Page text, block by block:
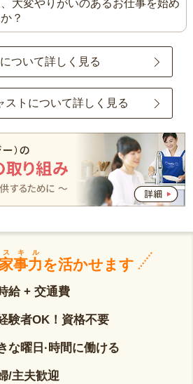
大変やりがいのあるお仕事を始め
？
ついて詳しく見る
ストについて詳しく見る
家事力
スキル
を活かせます
給 + 交通費
験者OK！資格不要
な曜日·時間に働ける
/主夫歓迎